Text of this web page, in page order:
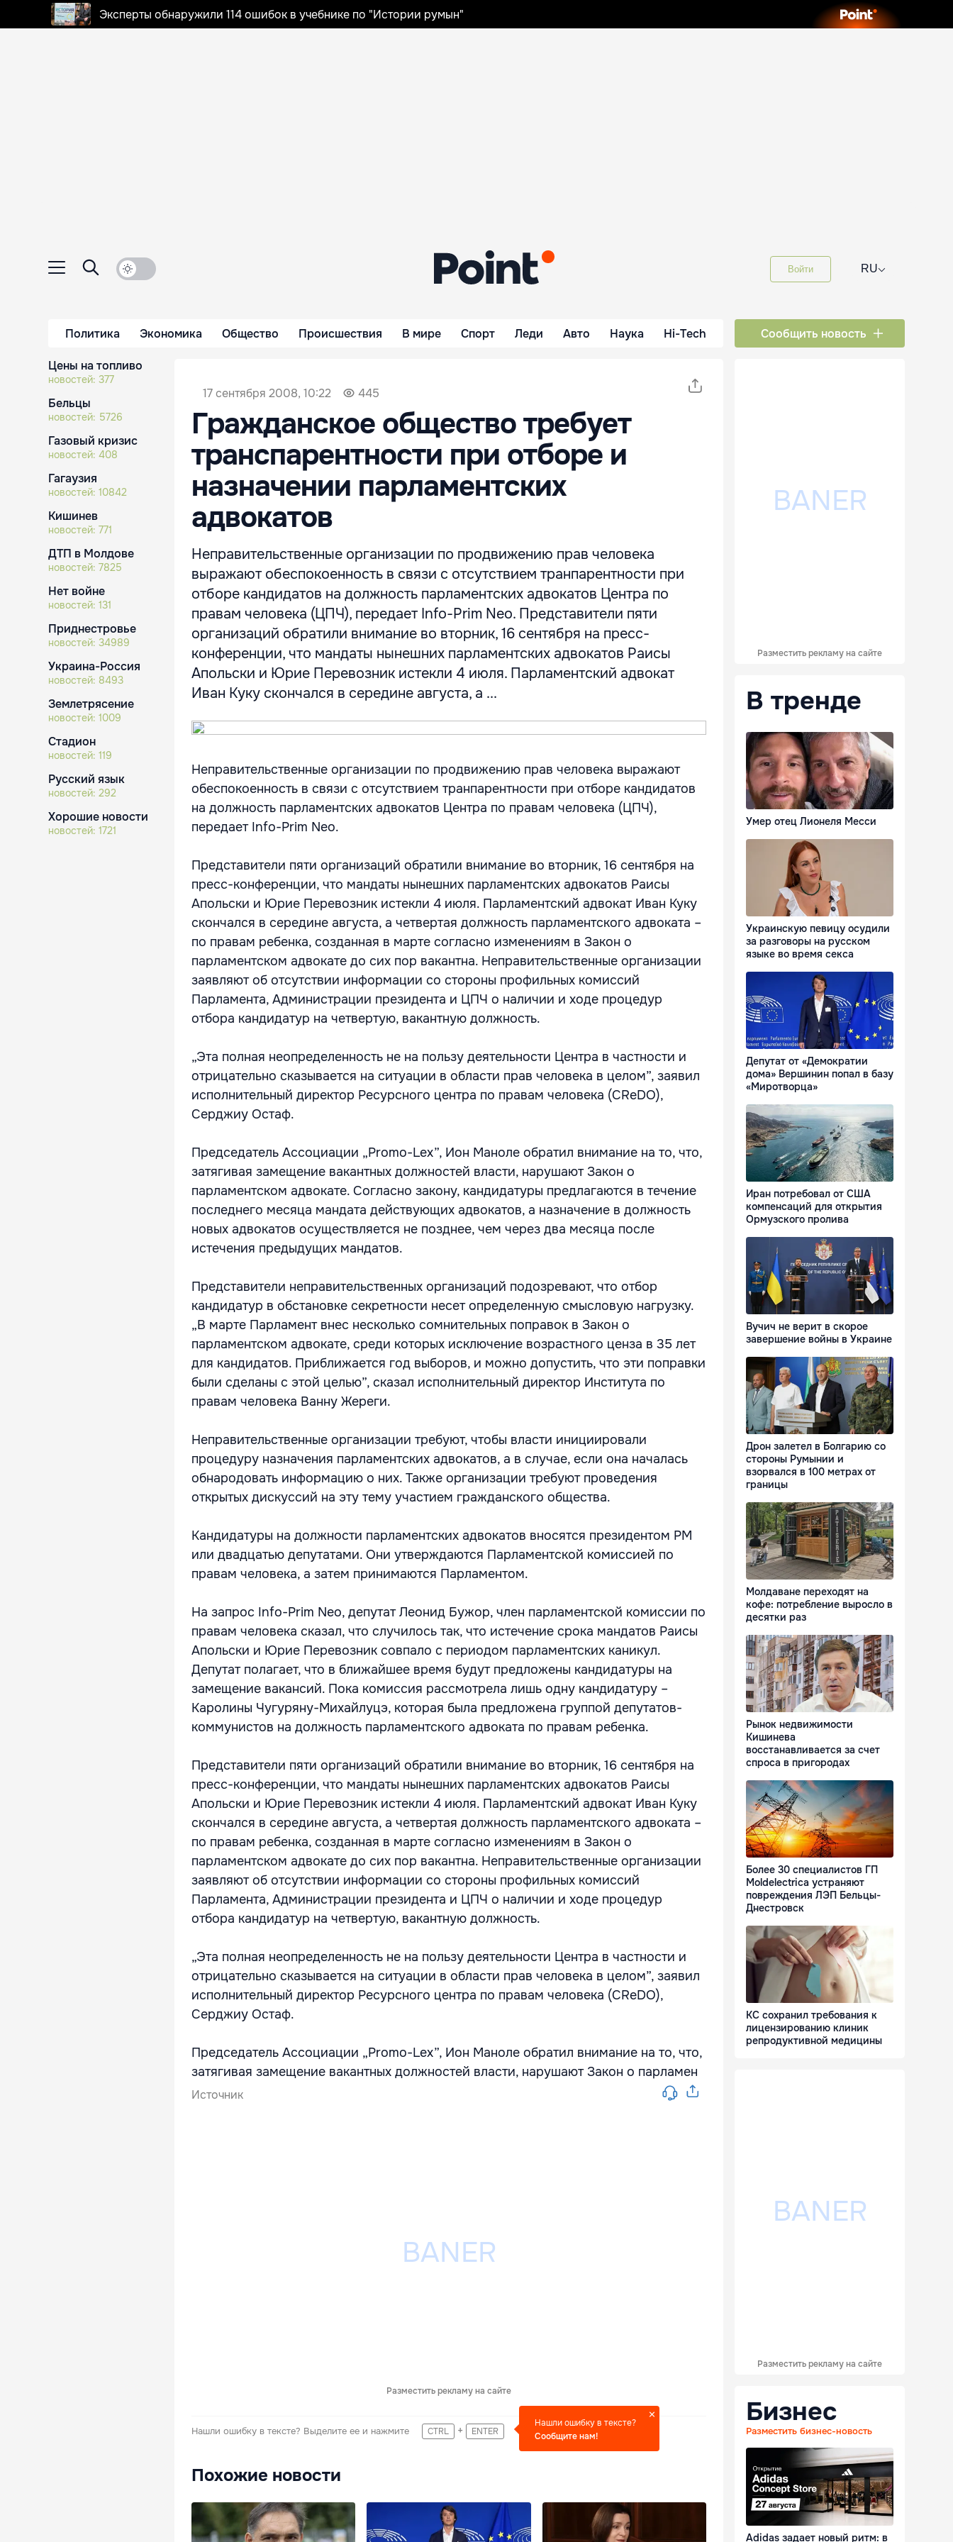
Эксперты обнаружили 114 ошибок в учебнике по "Истории румын"
Войти RU⌵
Политика Экономика Общество Происшествия В мире Спорт Леди Авто Наука Hi-Tech Сообщить новость
Цены на топливо
новостей: 377
Бельцы
новостей: 5726
Газовый кризис
новостей: 408
Гагаузия
новостей: 10842
Кишинев
новостей: 771
ДТП в Молдове
новостей: 7825
Нет войне
новостей: 131
Приднестровье
новостей: 34989
Украина-Россия
новостей: 8493
Землетрясение
новостей: 1009
Стадион
новостей: 119
Русский язык
новостей: 292
Хорошие новости
новостей: 1721
17 сентября 2008, 10:22 445
Гражданское общество требует
транспарентности при отборе и
назначении парламентских
адвокатов
Неправительственные организации по продвижению прав человека
выражают обеспокоенность в связи с отсутствием транпарентности при
отборе кандидатов на должность парламентских адвокатов Центра по
правам человека (ЦПЧ), передает Info-Prim Neo. Представители пяти
организаций обратили внимание во вторник, 16 сентября на пресс-
конференции, что мандаты нынешних парламентских адвокатов Раисы
Апольски и Юрие Перевозник истекли 4 июля. Парламентский адвокат
Иван Куку скончался в середине августа, а ...
Неправительственные организации по продвижению прав человека выражают
обеспокоенность в связи с отсутствием транпарентности при отборе кандидатов
на должность парламентских адвокатов Центра по правам человека (ЦПЧ),
передает Info-Prim Neo.
Представители пяти организаций обратили внимание во вторник, 16 сентября на
пресс-конференции, что мандаты нынешних парламентских адвокатов Раисы
Апольски и Юрие Перевозник истекли 4 июля. Парламентский адвокат Иван Куку
скончался в середине августа, а четвертая должность парламентского адвоката –
по правам ребенка, созданная в марте согласно изменениям в Закон о
парламентском адвокате до сих пор вакантна. Неправительственные организации
заявляют об отсутствии информации со стороны профильных комиссий
Парламента, Администрации президента и ЦПЧ о наличии и ходе процедур
отбора кандидатур на четвертую, вакантную должность.
„Эта полная неопределенность не на пользу деятельности Центра в частности и
отрицательно сказывается на ситуации в области прав человека в целом”, заявил
исполнительный директор Ресурсного центра по правам человека (CReDO),
Серджиу Остаф.
Председатель Ассоциации „Promo-Lex”, Ион Маноле обратил внимание на то, что,
затягивая замещение вакантных должностей власти, нарушают Закон о
парламентском адвокате. Согласно закону, кандидатуры предлагаются в течение
последнего месяца мандата действующих адвокатов, а назначение в должность
новых адвокатов осуществляется не позднее, чем через два месяца после
истечения предыдущих мандатов.
Представители неправительственных организаций подозревают, что отбор
кандидатур в обстановке секретности несет определенную смысловую нагрузку.
„В марте Парламент внес несколько сомнительных поправок в Закон о
парламентском адвокате, среди которых исключение возрастного ценза в 35 лет
для кандидатов. Приближается год выборов, и можно допустить, что эти поправки
были сделаны с этой целью”, сказал исполнительный директор Института по
правам человека Ванну Жереги.
Неправительственные организации требуют, чтобы власти инициировали
процедуру назначения парламентских адвокатов, а в случае, если она началась
обнародовать информацию о них. Также организации требуют проведения
открытых дискуссий на эту тему участием гражданского общества.
Кандидатуры на должности парламентских адвокатов вносятся президентом РМ
или двадцатью депутатами. Они утверждаются Парламентской комиссией по
правам человека, а затем принимаются Парламентом.
На запрос Info-Prim Neo, депутат Леонид Бужор, член парламентской комиссии по
правам человека сказал, что случилось так, что истечение срока мандатов Раисы
Апольски и Юрие Перевозник совпало с периодом парламентских каникул.
Депутат полагает, что в ближайшее время будут предложены кандидатуры на
замещение вакансий. Пока комиссия рассмотрела лишь одну кандидатуру –
Каролины Чугуряну-Михайлуцэ, которая была предложена группой депутатов-
коммунистов на должность парламентского адвоката по правам ребенка.
Представители пяти организаций обратили внимание во вторник, 16 сентября на
пресс-конференции, что мандаты нынешних парламентских адвокатов Раисы
Апольски и Юрие Перевозник истекли 4 июля. Парламентский адвокат Иван Куку
скончался в середине августа, а четвертая должность парламентского адвоката –
по правам ребенка, созданная в марте согласно изменениям в Закон о
парламентском адвокате до сих пор вакантна. Неправительственные организации
заявляют об отсутствии информации со стороны профильных комиссий
Парламента, Администрации президента и ЦПЧ о наличии и ходе процедур
отбора кандидатур на четвертую, вакантную должность.
„Эта полная неопределенность не на пользу деятельности Центра в частности и
отрицательно сказывается на ситуации в области прав человека в целом”, заявил
исполнительный директор Ресурсного центра по правам человека (CReDO),
Серджиу Остаф.
Председатель Ассоциации „Promo-Lex”, Ион Маноле обратил внимание на то, что,
затягивая замещение вакантных должностей власти, нарушают Закон о парламен
Источник
Разместить рекламу на сайте
Нашли ошибку в тексте? Выделите ее и нажмите CTRL + ENTER
Нашли ошибку в тексте?
Сообщите нам!
Похожие новости
Разместить рекламу на сайте
В тренде
Умер отец Лионеля Месси
Украинскую певицу осудили
за разговоры на русском
языке во время секса
Депутат от «Демократии
дома» Вершинин попал в базу
«Миротворца»
Иран потребовал от США
компенсаций для открытия
Ормузского пролива
Вучич не верит в скорое
завершение войны в Украине
Дрон залетел в Болгарию со
стороны Румынии и
взорвался в 100 метрах от
границы
Молдаване переходят на
кофе: потребление выросло в
десятки раз
Рынок недвижимости
Кишинева
восстанавливается за счет
спроса в пригородах
Более 30 специалистов ГП
Moldelectrica устраняют
повреждения ЛЭП Бельцы-
Днестровск
КС сохранил требования к
лицензированию клиник
репродуктивной медицины
Разместить рекламу на сайте
Бизнес
Разместить бизнес-новость
Adidas задает новый ритм: в